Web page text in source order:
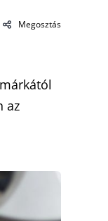
Megosztás
az